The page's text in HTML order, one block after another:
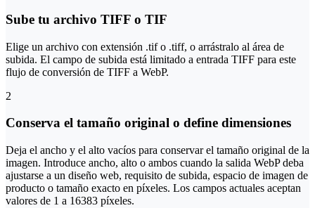
Sube tu archivo TIFF o TIF
Elige un archivo con extensión .tif o .tiff, o arrástralo al área de
subida. El campo de subida está limitado a entrada TIFF para este
flujo de conversión de TIFF a WebP.
2
Conserva el tamaño original o define dimensiones
Deja el ancho y el alto vacíos para conservar el tamaño original de la
imagen. Introduce ancho, alto o ambos cuando la salida WebP deba
ajustarse a un diseño web, requisito de subida, espacio de imagen de
producto o tamaño exacto en píxeles. Los campos actuales aceptan
valores de 1 a 16383 píxeles.